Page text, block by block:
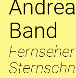
Band